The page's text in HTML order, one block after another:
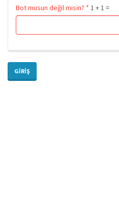
Bot musun değil misin? * 1 + 1 =
GIRIŞ